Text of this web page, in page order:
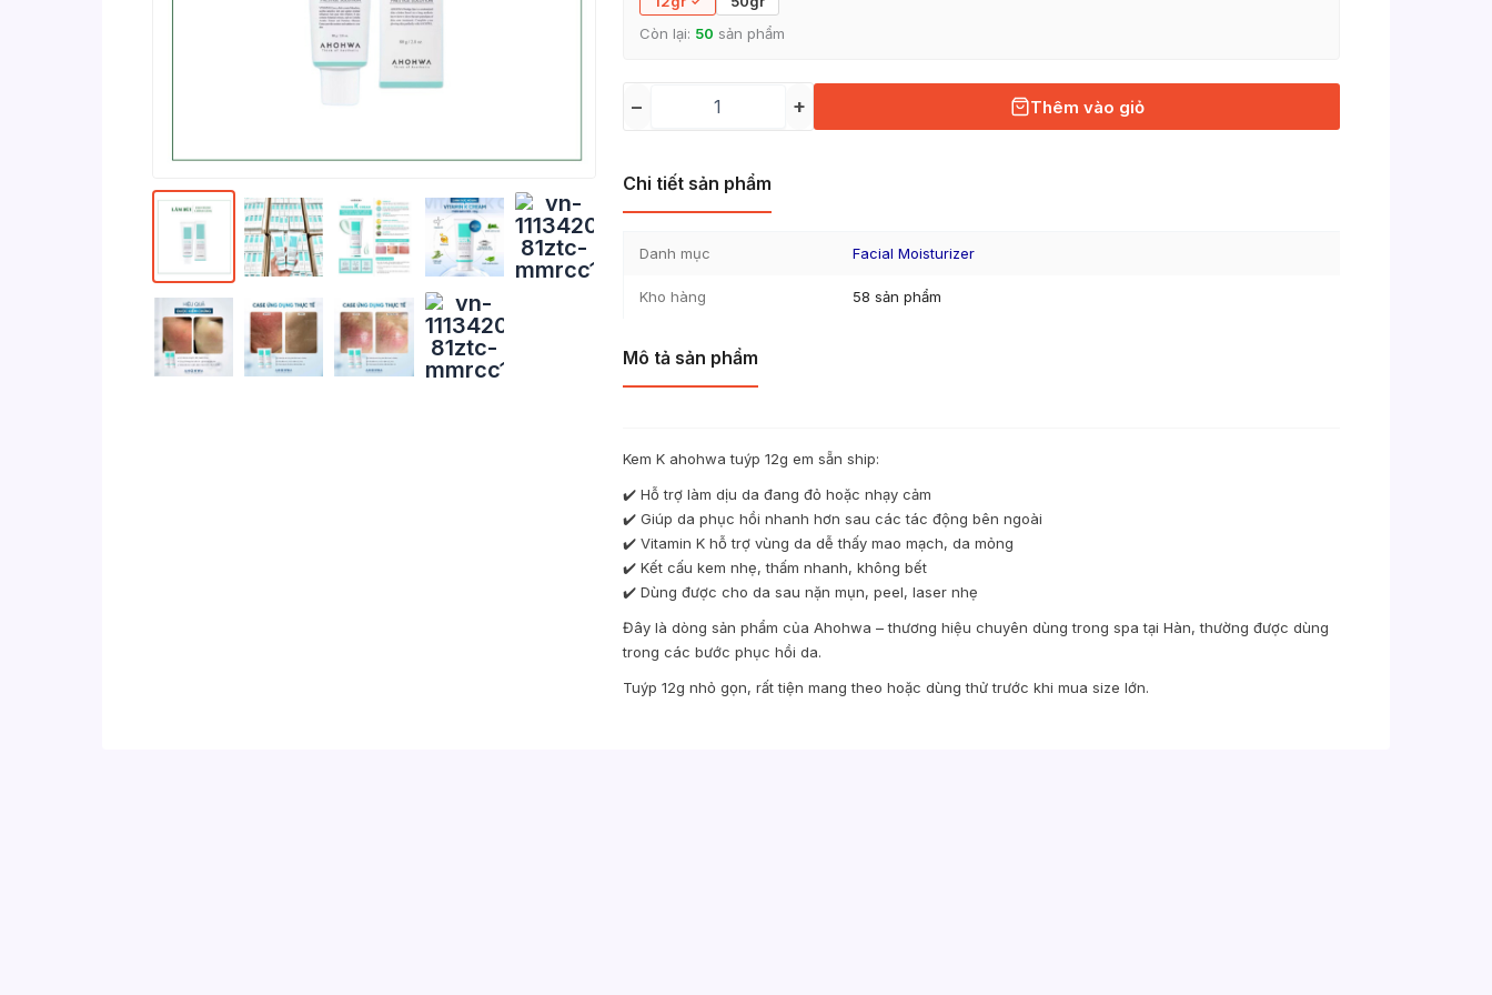
Còn lại: 50 sản phẩm
− + Thêm vào giỏ
Chi tiết sản phẩm
Danh mục Facial Moisturizer
Kho hàng 58 sản phẩm
Mô tả sản phẩm
Kem K ahohwa tuýp 12g em sẵn ship:
✔️ Hỗ trợ làm dịu da đang đỏ hoặc nhạy cảm
✔️ Giúp da phục hồi nhanh hơn sau các tác động bên ngoài
✔️ Vitamin K hỗ trợ vùng da dễ thấy mao mạch, da mỏng
✔️ Kết cấu kem nhẹ, thấm nhanh, không bết
✔️ Dùng được cho da sau nặn mụn, peel, laser nhẹ
Đây là dòng sản phẩm của Ahohwa – thương hiệu chuyên dùng trong spa tại Hàn, thường được dùng
trong các bước phục hồi da.
Tuýp 12g nhỏ gọn, rất tiện mang theo hoặc dùng thử trước khi mua size lớn.